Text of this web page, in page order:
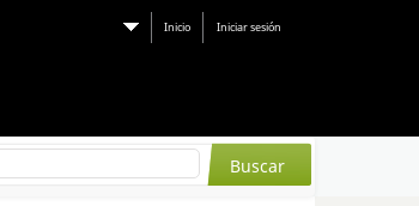
Inicio Iniciar sesión